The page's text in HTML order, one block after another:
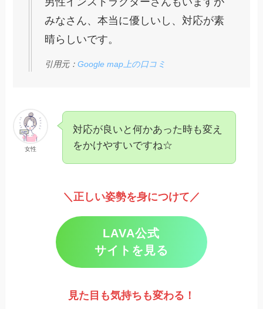
みなさん、本当に優しいし、対応が素
晴らしいです。
引用元：Google map上の口コミ
女性
対応が良いと何かあった時も変え
をかけやすいですね☆
＼正しい姿勢を身につけて／
LAVA公式
サイトを見る
見た目も気持ちも変わる！